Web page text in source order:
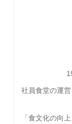
社員食堂の運
「食文化の向